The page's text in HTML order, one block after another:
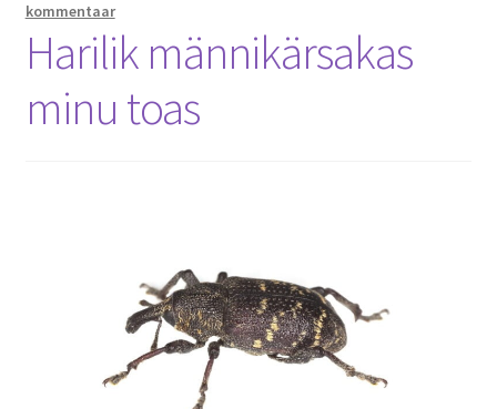
Kassa
Kontakt
Loomajäljed
Loodusgiidi portfoolio
kommentaar
Harilik männikärsakas
minu toas